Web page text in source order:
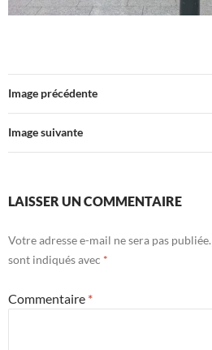
Image précédente
Image suivante
LAISSER UN COMMENTAIRE
Votre adresse e-mail ne sera pas publiée.
sont indiqués avec *
Commentaire *